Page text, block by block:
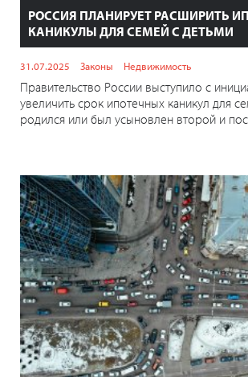
РОССИЯ ПЛАНИРУЕТ РАСШИРИТЬ
КАНИКУЛЫ ДЛЯ СЕМЕЙ С ДЕТЬМИ
31.07.2025 Законы Недвижимость
Правительство России выступило с
увеличить срок ипотечных каникул для
родился или был усыновлен второй и